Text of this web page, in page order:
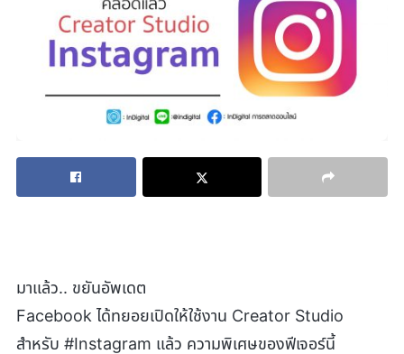
มาแล้ว.. ขยันอัพเดต
Facebook ได้ทยอยเปิดให้ใช้งาน Creator Studio
สำหรับ #Instagram แล้ว ความพิเศษของฟีเจอร์นี้